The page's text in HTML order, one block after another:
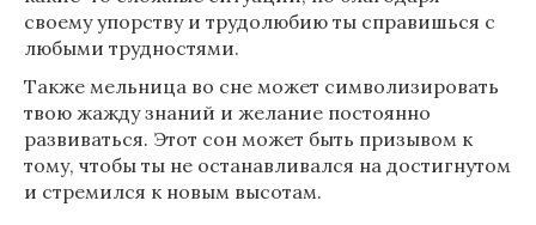
своему упорству и трудолюбию ты справишься с
любыми трудностями.
Также мельница во сне может символизировать
твою жажду знаний и желание постоянно
развиваться. Этот сон может быть призывом к
тому, чтобы ты не останавливался на достигнутом
и стремился к новым высотам.